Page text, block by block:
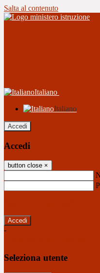
Salta al contenuto
Italiano
Italiano
Accedi
Accedi
button close ×
-
Seleziona utente